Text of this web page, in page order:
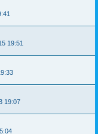
19:51
19:07